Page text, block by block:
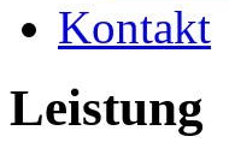
Kontakt
Leistung